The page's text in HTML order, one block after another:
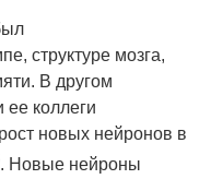
структуре мозга,
В другом
ее коллеги
новых нейронов в
. Новые нейроны